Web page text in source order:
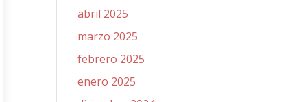
abril 2025
marzo 2025
febrero 2025
enero 2025